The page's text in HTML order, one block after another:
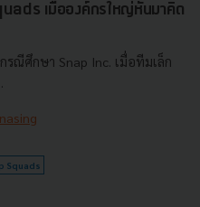
เมื่อองค์กรใหญ่หันมาคิด
รณีศึกษา Snap Inc. เมื่อทีมเล็ก
Squads